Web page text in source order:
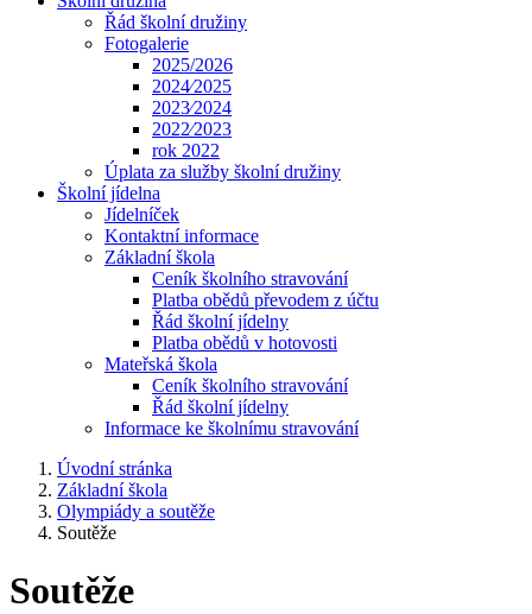
Řád školní družiny
Fotogalerie
2025/2026
2024⁄2025
2023⁄2024
2022⁄2023
rok 2022
Úplata za služby školní družiny
Školní jídelna
Jídelníček
Kontaktní informace
Základní škola
Ceník školního stravování
Platba obědů převodem z účtu
Řád školní jídelny
Platba obědů v hotovosti
Mateřská škola
Ceník školního stravování
Řád školní jídelny
Informace ke školnímu stravování
Úvodní stránka
Základní škola
Olympiády a soutěže
Soutěže
Soutěže